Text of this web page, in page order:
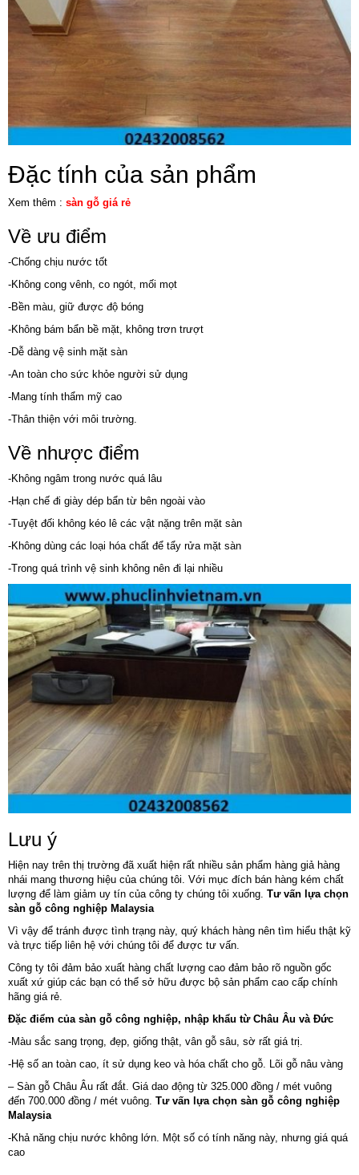
Đặc tính của sản phẩm
Xem thêm : sàn gỗ giá rẻ
Về ưu điểm
-Chống chịu nước tốt
-Không cong vênh, co ngót, mối mọt
-Bền màu, giữ được độ bóng
-Không bám bẩn bề mặt, không trơn trượt
-Dễ dàng vệ sinh mặt sàn
-An toàn cho sức khỏe người sử dụng
-Mang tính thẩm mỹ cao
-Thân thiện với môi trường.
Về nhược điểm
-Không ngâm trong nước quá lâu
-Hạn chế đi giày dép bẩn từ bên ngoài vào
-Tuyệt đối không kéo lê các vật nặng trên mặt sàn
-Không dùng các loại hóa chất để tẩy rửa mặt sàn
-Trong quá trình vệ sinh không nên đi lại nhiều
Lưu ý
Hiện nay trên thị trường đã xuất hiện rất nhiều sản phẩm hàng giả hàng
nhái mang thương hiệu của chúng tôi. Với mục đích bán hàng kém chất
lượng để làm giảm uy tín của công ty chúng tôi xuống. Tư vấn lựa chọn
sàn gỗ công nghiệp Malaysia
Vì vậy để tránh được tình trạng này, quý khách hàng nên tìm hiểu thật kỹ
và trực tiếp liên hệ với chúng tôi để được tư vấn.
Công ty tôi đảm bảo xuất hàng chất lượng cao đảm bảo rõ nguồn gốc
xuất xứ giúp các bạn có thể sở hữu được bộ sản phẩm cao cấp chính
hãng giá rẻ.
Đặc điểm của sàn gỗ công nghiệp, nhập khẩu từ Châu Âu và Đức
-Màu sắc sang trọng, đẹp, giống thật, vân gỗ sâu, sờ rất giá trị.
-Hệ số an toàn cao, ít sử dụng keo và hóa chất cho gỗ. Lõi gỗ nâu vàng
– Sàn gỗ Châu Âu rất đắt. Giá dao động từ 325.000 đồng / mét vuông
đến 700.000 đồng / mét vuông. Tư vấn lựa chọn sàn gỗ công nghiệp
Malaysia
-Khả năng chịu nước không lớn. Một số có tính năng này, nhưng giá quá
cao